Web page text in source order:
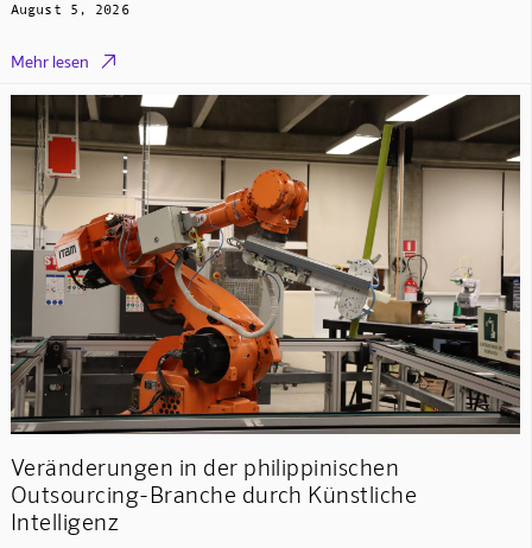
August 5, 2026
Mehr lesen 
Veränderungen in der philippinischen
Outsourcing-Branche durch Künstliche
Intelligenz